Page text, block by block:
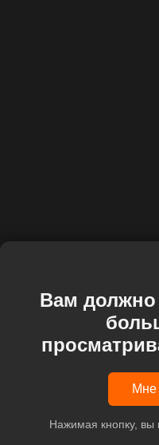
Вам должно
Мне
Нажимая кнопку, вы